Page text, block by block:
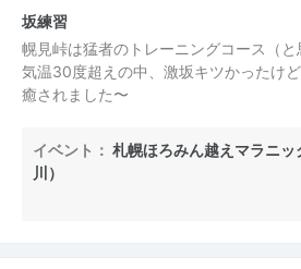
坂練習
幌見峠は猛者のトレーニングコース（と
気温30度超えの中、激坂キツかったけ
癒されました〜
用意されていて(^^)
安心して爆汗ランニングを楽しめまし
います(>ω<)
イベント： 札幌ほろみん越えマラニ
川）